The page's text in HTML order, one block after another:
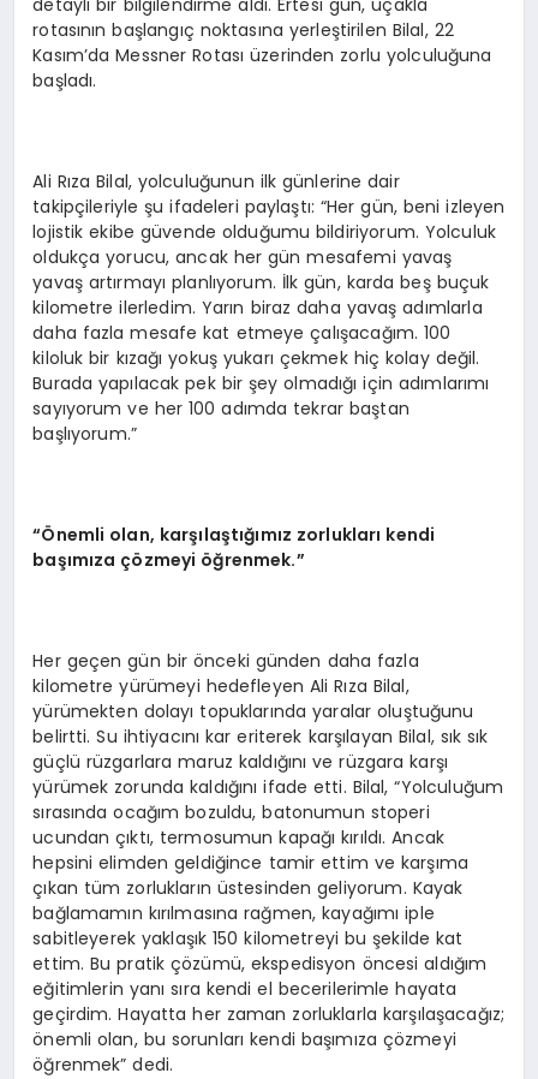
detaylı bir bilgilendirme aldı. Ertesi gün, uçakla
rotasının başlangıç noktasına yerleştirilen Bilal, 22
Kasım’da Messner Rotası üzerinden zorlu yolculuğuna
başladı.
Ali Rıza Bilal, yolculuğunun ilk günlerine dair
takipçileriyle şu ifadeleri paylaştı: “Her gün, beni izleyen
lojistik ekibe güvende olduğumu bildiriyorum. Yolculuk
oldukça yorucu, ancak her gün mesafemi yavaş
yavaş artırmayı planlıyorum. İlk gün, karda beş buçuk
kilometre ilerledim. Yarın biraz daha yavaş adımlarla
daha fazla mesafe kat etmeye çalışacağım. 100
kiloluk bir kızağı yokuş yukarı çekmek hiç kolay değil.
Burada yapılacak pek bir şey olmadığı için adımlarımı
sayıyorum ve her 100 adımda tekrar baştan
başlıyorum.”
“Önemli olan, karşılaştığımız zorlukları kendi
başımıza çözmeyi öğrenmek.”
Her geçen gün bir önceki günden daha fazla
kilometre yürümeyi hedefleyen Ali Rıza Bilal,
yürümekten dolayı topuklarında yaralar oluştuğunu
belirtti. Su ihtiyacını kar eriterek karşılayan Bilal, sık sık
güçlü rüzgarlara maruz kaldığını ve rüzgara karşı
yürümek zorunda kaldığını ifade etti. Bilal, “Yolculuğum
sırasında ocağım bozuldu, batonumun stoperi
ucundan çıktı, termosumun kapağı kırıldı. Ancak
hepsini elimden geldiğince tamir ettim ve karşıma
çıkan tüm zorlukların üstesinden geliyorum. Kayak
bağlamamın kırılmasına rağmen, kayağımı iple
sabitleyerek yaklaşık 150 kilometreyi bu şekilde kat
ettim. Bu pratik çözümü, ekspedisyon öncesi aldığım
eğitimlerin yanı sıra kendi el becerilerimle hayata
geçirdim. Hayatta her zaman zorluklarla karşılaşacağız;
önemli olan, bu sorunları kendi başımıza çözmeyi
öğrenmek” dedi.